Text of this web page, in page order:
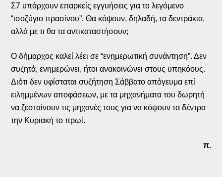
Σ7 υπάρχουν επαρκείς εγγυήσεις για το λεγόμενο
“ισοζύγιο πρασίνου”. Θα κόψουν, δηλαδή, τα δεντράκια,
αλλά με τι θα τα αντικαταστήσουν;
Ο δήμαρχος καλεί λέει σε “ενημερωτική συνάντηση”. Δεν
συζητά, ενημερώνει, ήτοι ανακοινώνει στους υπηκόους.
Διότι δεν υφίσταται συζήτηση Σάββατο απόγευμα επί
ειλημμένων αποφάσεων, με τα μηχανήματα του δωρητή
να ζεσταίνουν τις μηχανές τους για να κόψουν τα δέντρα
την Κυριακή το πρωί.
π.